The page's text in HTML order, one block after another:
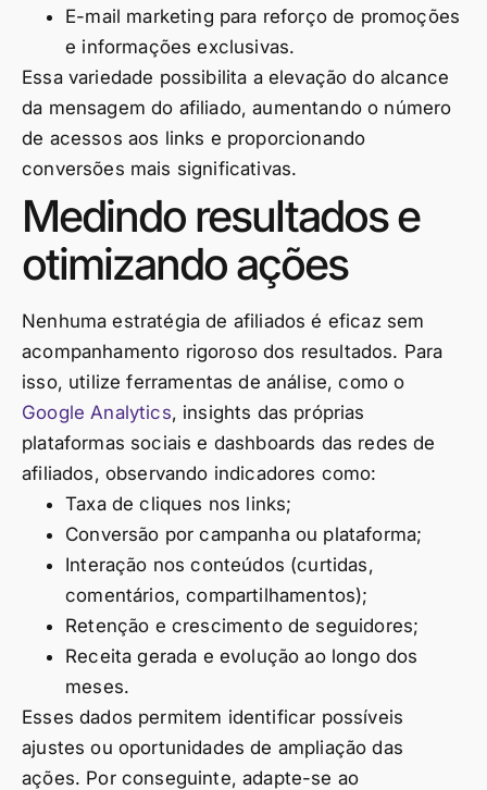
E-mail marketing para reforço de promoções
e informações exclusivas.
Essa variedade possibilita a elevação do alcance
da mensagem do afiliado, aumentando o número
de acessos aos links e proporcionando
conversões mais significativas.
Medindo resultados e
otimizando ações
Nenhuma estratégia de afiliados é eficaz sem
acompanhamento rigoroso dos resultados. Para
isso, utilize ferramentas de análise, como o
Google Analytics, insights das próprias
plataformas sociais e dashboards das redes de
afiliados, observando indicadores como:
Taxa de cliques nos links;
Conversão por campanha ou plataforma;
Interação nos conteúdos (curtidas,
comentários, compartilhamentos);
Retenção e crescimento de seguidores;
Receita gerada e evolução ao longo dos
meses.
Esses dados permitem identificar possíveis
ajustes ou oportunidades de ampliação das
ações. Por conseguinte, adapte-se ao